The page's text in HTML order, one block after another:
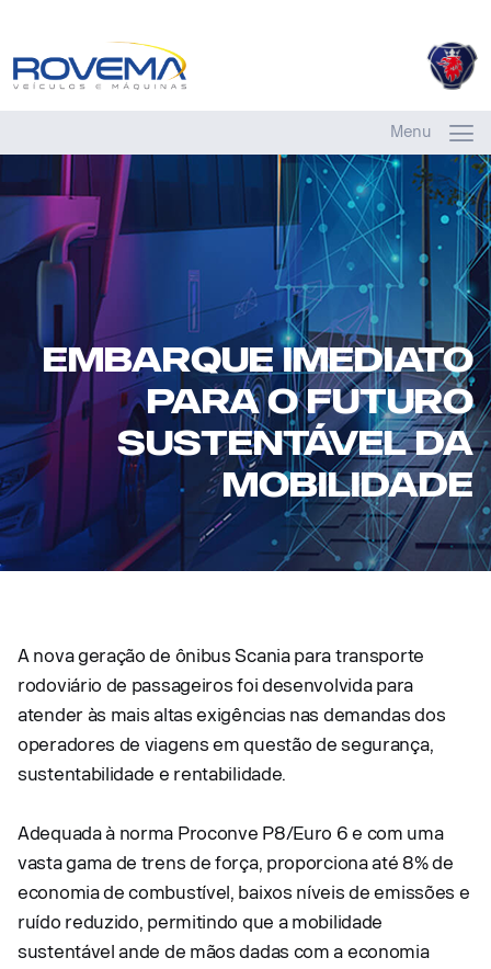
Menu
EMBARQUE IMEDIATO
PARA O FUTURO
SUSTENTÁVEL DA
MOBILIDADE
A nova geração de ônibus Scania para transporte
rodoviário de passageiros foi desenvolvida para
atender às mais altas exigências nas demandas dos
operadores de viagens em questão de segurança,
sustentabilidade e rentabilidade.
Adequada à norma Proconve P8/Euro 6 e com uma
vasta gama de trens de força, proporciona até 8% de
economia de combustível, baixos níveis de emissões e
ruído reduzido, permitindo que a mobilidade
sustentável ande de mãos dadas com a economia